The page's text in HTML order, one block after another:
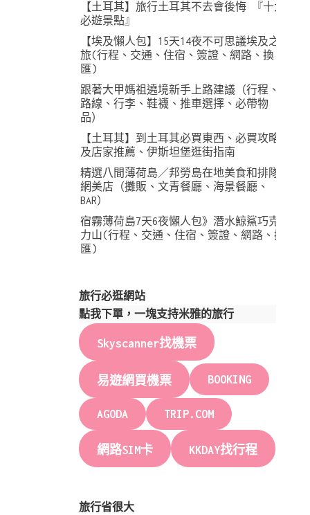
【土耳其】旅行土耳其不去會後悔 『十大
必遊景點』
【埃及懶人包】15天14夜不可思議埃及之
旅(行程、交通、住宿、簽證、網路、換
匯)
跟著大甲媽祖遶境新手上路建議（行程、
路線、行李、鞋襪、推車選擇、必帶物
品）
【土耳其】到土耳其必買東西、必買攻略
及店家推薦、伊斯坦堡逛街指南
精選八間薄荷島／邦勞島在地美食和排隊
網美店（攤販、文青餐廳、海景餐廳、
BAR）
宿霧薄荷島7天6夜懶人包》潛水鯨鯊巧克
力山(行程、交通、住宿、簽證、網路、換
匯)
旅行必逛網站
點我下單，一塊支持米雅的旅行
Skyscanner找機票
易遊網買機票 BOOKING
AGODA TRIP.COM
網路SIM卡 KKDAY找行程
旅行省很大